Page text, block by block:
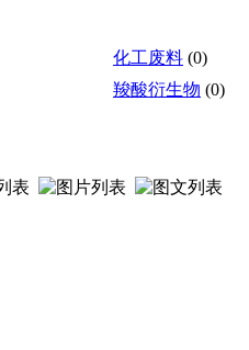
化工废料 (0)
羧酸衍生物 (0)